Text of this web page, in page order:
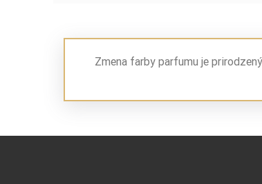
Zmena farby parfumu je